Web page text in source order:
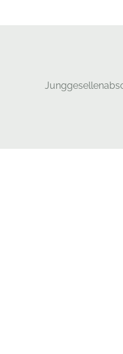
über den gesperrten Inhalt.